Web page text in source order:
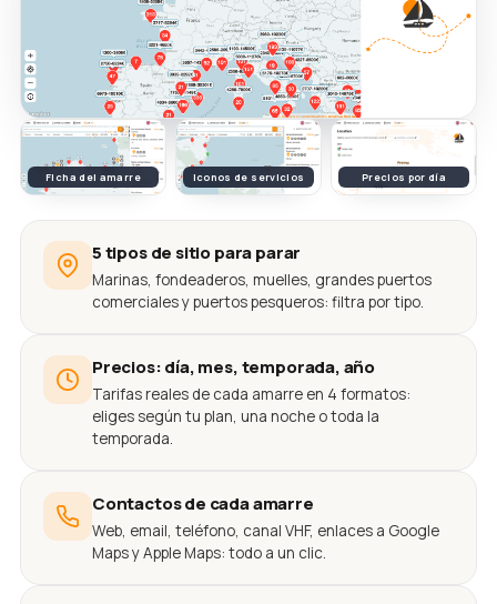
Ficha del amarre Iconos de servicios Precios por día
5 tipos de sitio para parar
Marinas, fondeaderos, muelles, grandes puertos
comerciales y puertos pesqueros: filtra por tipo.
Precios: día, mes, temporada, año
Tarifas reales de cada amarre en 4 formatos:
eliges según tu plan, una noche o toda la
temporada.
Contactos de cada amarre
Web, email, teléfono, canal VHF, enlaces a Google
Maps y Apple Maps: todo a un clic.